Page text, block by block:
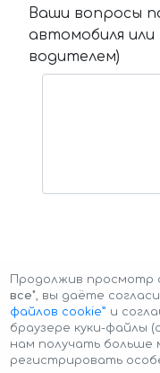
Ваши вопросы
автомобиля
водителем)
Продолжив просмотр
все", вы даёте
файлов cookie” и
браузере куки-файлы
нам получать больше
регистрировать